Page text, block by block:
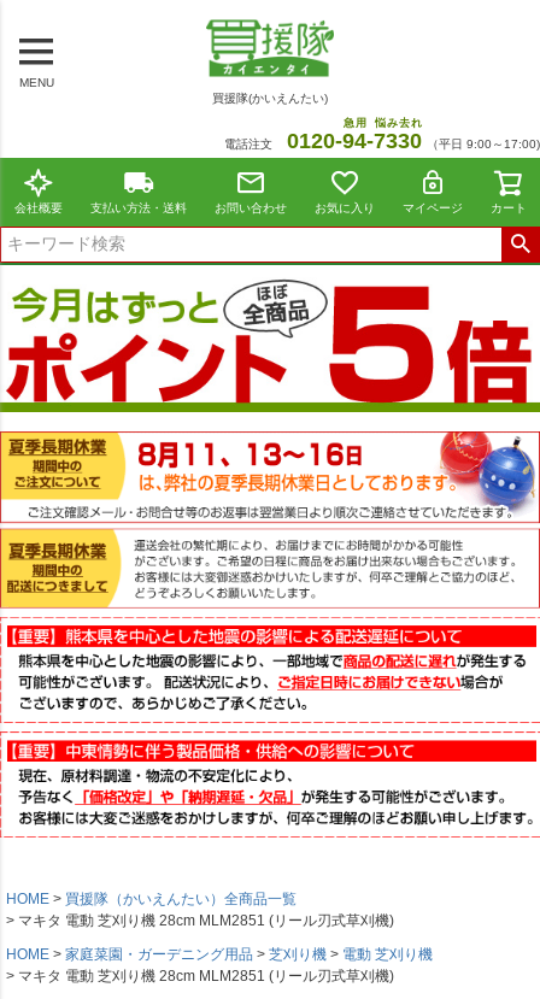
MENU
買援隊(かいえんたい)
電話注文 0120-94
急用
-7330
悩み去れ
（平日 9:00～17:00)
会社概要 支払い方法・送料 お問い合わせ お気に入り マイページ カート
HOME
買援隊（かいえんたい）全商品一覧
マキタ 電動 芝刈り機 28cm MLM2851 (リール刃式草刈機)
HOME
家庭菜園・ガーデニング用品 芝刈り機
電動 芝刈り機
マキタ 電動 芝刈り機 28cm MLM2851 (リール刃式草刈機)